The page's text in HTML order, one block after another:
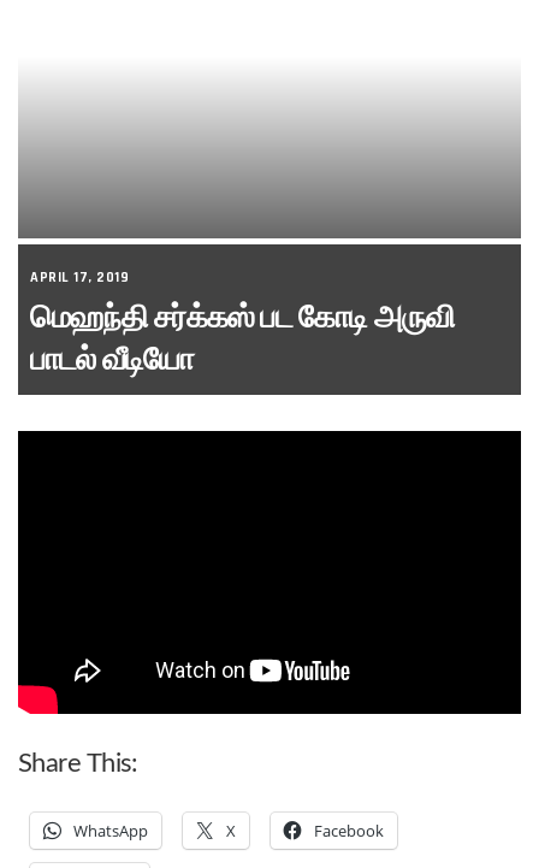
APRIL 17, 2019
மெஹந்தி சர்க்கஸ் பட கோடி அருவி
பாடல் வீடியோ
Share This:
WhatsApp X Facebook